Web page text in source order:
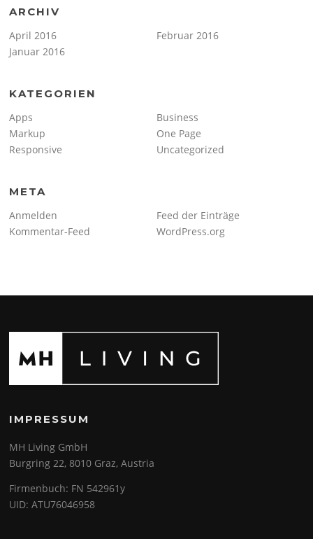
ARCHIV
April 2016
Februar 2016
Januar 2016
KATEGORIEN
Apps
Business
Markup
One Page
Responsive
Uncategorized
META
Anmelden
Feed der Einträge
Kommentar-Feed
WordPress.org
IMPRESSUM
MH Living GmbH
Burgring 22, 8010 Graz, Austria
Firmenbuch: FN 542961y
UID: ATU76046958